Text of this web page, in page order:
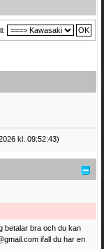
kl. 09:52:43)
betalar bra och du kan
ifall du har en